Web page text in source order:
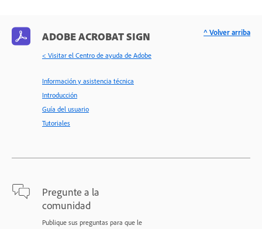
ADOBE ACROBAT SIGN
< Visitar el Centro de ayuda de Adobe
Información y asistencia técnica
Introducción
Guía del usuario
Tutoriales
Pregunte a la
comunidad
Publique sus preguntas para que le
^ Volver arriba